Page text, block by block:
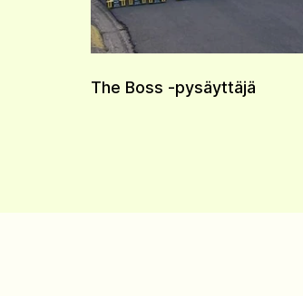
The Boss -pysäyttäjä